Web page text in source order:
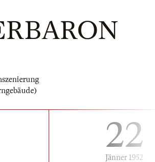
22
Jänner 1952